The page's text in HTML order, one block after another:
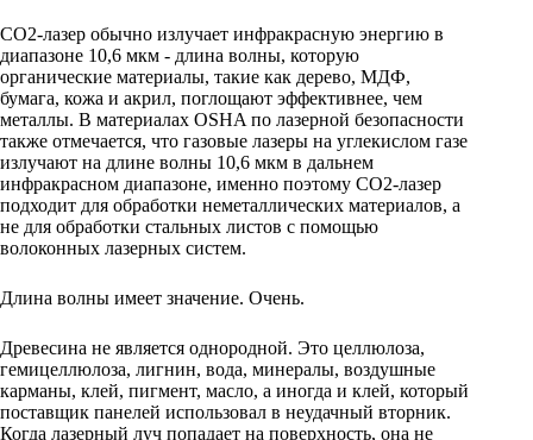
CO2-лазер обычно излучает инфракрасную энергию в
диапазоне 10,6 мкм - длина волны, которую
органические материалы, такие как дерево, МДФ,
бумага, кожа и акрил, поглощают эффективнее, чем
металлы. В материалах OSHA по лазерной безопасности
также отмечается, что газовые лазеры на углекислом газе
излучают на длине волны 10,6 мкм в дальнем
инфракрасном диапазоне, именно поэтому CO2-лазер
подходит для обработки неметаллических материалов, а
не для обработки стальных листов с помощью
волоконных лазерных систем.
Длина волны имеет значение. Очень.
Древесина не является однородной. Это целлюлоза,
гемицеллюлоза, лигнин, вода, минералы, воздушные
карманы, клей, пигмент, масло, а иногда и клей, который
поставщик панелей использовал в неудачный вторник.
Когда лазерный луч попадает на поверхность, она не